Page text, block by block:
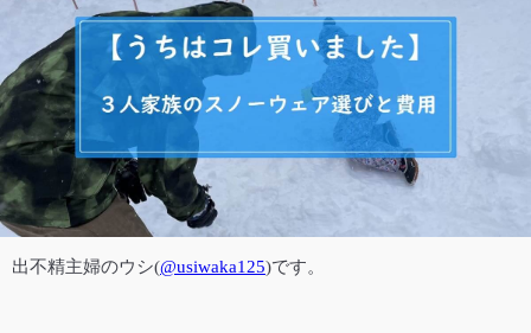
出不精主婦のウシ(@usiwaka125)です。